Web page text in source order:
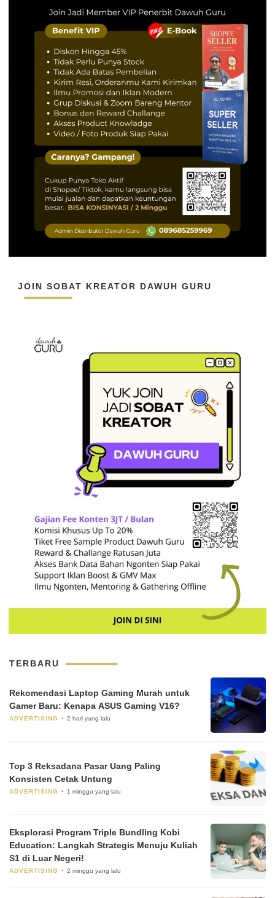
JOIN SOBAT KREATOR DAWUH GURU
TERBARU
Rekomendasi Laptop Gaming Murah untuk
Gamer Baru: Kenapa ASUS Gaming V16?
ADVERTISING 2 hari yang lalu
Top 3 Reksadana Pasar Uang Paling
Konsisten Cetak Untung
ADVERTISING 1 minggu yang lalu
Eksplorasi Program Triple Bundling Kobi
Education: Langkah Strategis Menuju Kuliah
S1 di Luar Negeri!
ADVERTISING 2 minggu yang lalu